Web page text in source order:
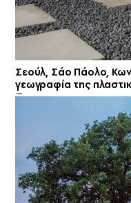
Σεούλ, Σάο Πάολο,
γεωγραφία της